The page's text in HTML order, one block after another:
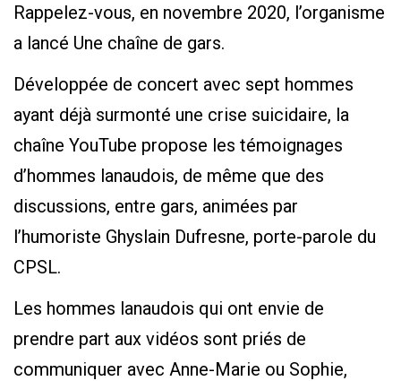
Rappelez-vous, en novembre 2020, l’organisme
a lancé Une chaîne de gars.
Développée de concert avec sept hommes
ayant déjà surmonté une crise suicidaire, la
chaîne YouTube propose les témoignages
d’hommes lanaudois, de même que des
discussions, entre gars, animées par
l’humoriste Ghyslain Dufresne, porte-parole du
CPSL.
Les hommes lanaudois qui ont envie de
prendre part aux vidéos sont priés de
communiquer avec Anne-Marie ou Sophie,